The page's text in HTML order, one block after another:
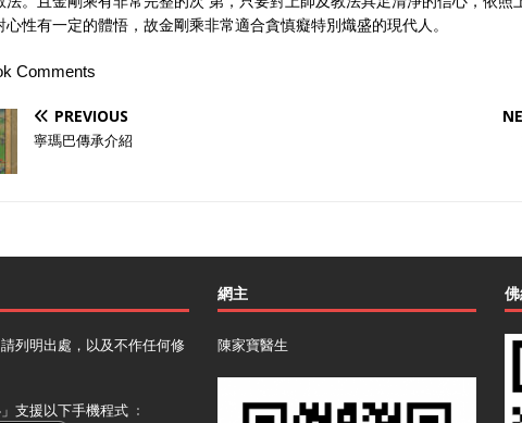
心性有一定的體悟，故金剛乘非常適合貪慎癡特別熾盛的現代人。
Comments
PREVIOUS
寧瑪巴傳承介紹
列明出處，以及不作任何修
支援以下手機程式 ﹕
網主
陳家寶醫生